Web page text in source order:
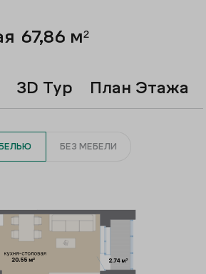
67,86 м²
3D Тур План Этажа
БЕЗ МЕБЕЛИ